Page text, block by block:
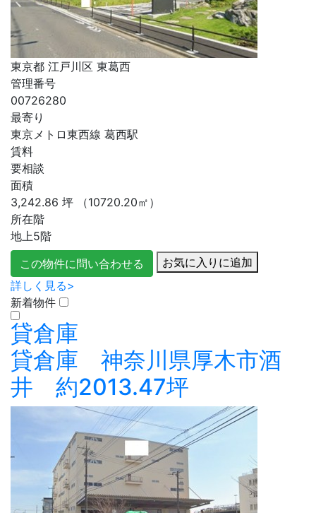
東京都 江戸川区 東葛西
管理番号
00726280
最寄り
東京メトロ東西線 葛西駅
賃料
要相談
面積
3,242.86 坪 （10720.20㎡）
所在階
地上5階
この物件に問い合わせる
お気に入りに追加
詳しく見る>
新着物件
貸倉庫
貸倉庫 神奈川県厚木市酒
井 約2013.47坪